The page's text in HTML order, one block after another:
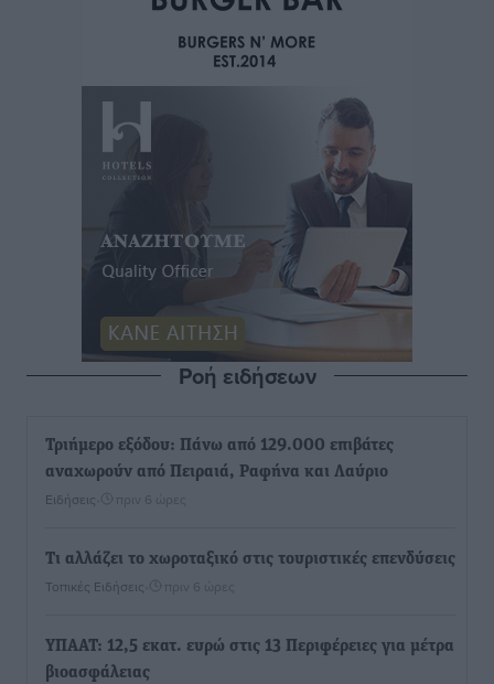
Ροή ειδήσεων
Τριήμερο εξόδου: Πάνω από 129.000 επιβάτες
αναχωρούν από Πειραιά, Ραφήνα και Λαύριο
Ειδήσεις πριν 6 ώρες
Τι αλλάζει το χωροταξικό στις τουριστικές επενδύσεις
Τοπικές Ειδήσεις πριν 6 ώρες
ΥΠΑΑΤ: 12,5 εκατ. ευρώ στις 13 Περιφέρειες για μέτρα
βιοασφάλειας